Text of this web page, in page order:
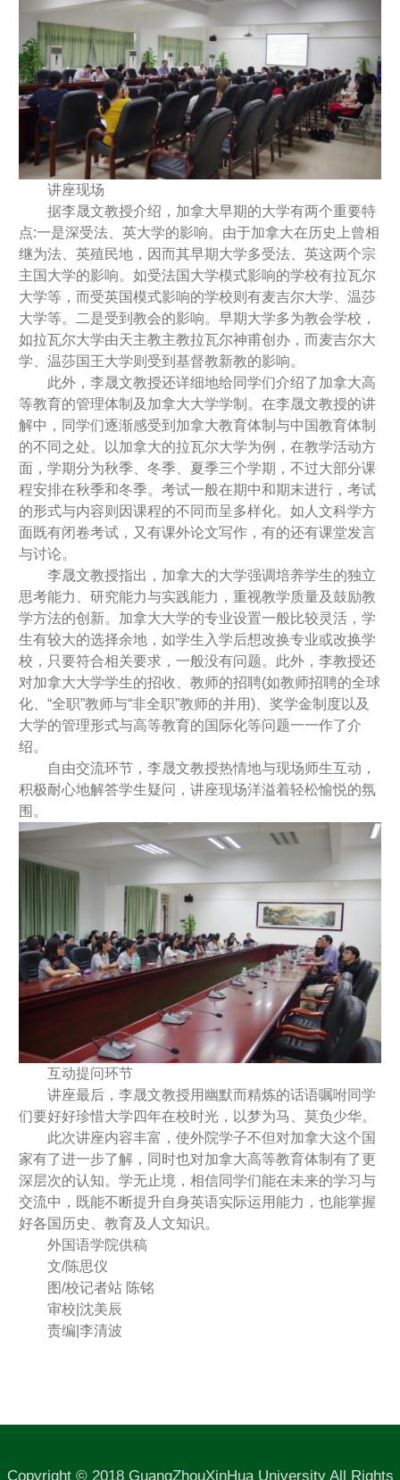
讲座现场
据李晟文教授介绍，加拿大早期的大学有两个重要特
点:一是深受法、英大学的影响。由于加拿大在历史上曾相
继为法、英殖民地，因而其早期大学多受法、英这两个宗
主国大学的影响。如受法国大学模式影响的学校有拉瓦尔
大学等，而受英国模式影响的学校则有麦吉尔大学、温莎
大学等。二是受到教会的影响。早期大学多为教会学校，
如拉瓦尔大学由天主教主教拉瓦尔神甫创办，而麦吉尔大
学、温莎国王大学则受到基督教新教的影响。
此外，李晟文教授还详细地给同学们介绍了加拿大高
等教育的管理体制及加拿大大学学制。在李晟文教授的讲
解中，同学们逐渐感受到加拿大教育体制与中国教育体制
的不同之处。以加拿大的拉瓦尔大学为例，在教学活动方
面，学期分为秋季、冬季、夏季三个学期，不过大部分课
程安排在秋季和冬季。考试一般在期中和期末进行，考试
的形式与内容则因课程的不同而呈多样化。如人文科学方
面既有闭卷考试，又有课外论文写作，有的还有课堂发言
与讨论。
李晟文教授指出，加拿大的大学强调培养学生的独立
思考能力、研究能力与实践能力，重视教学质量及鼓励教
学方法的创新。加拿大大学的专业设置一般比较灵活，学
生有较大的选择余地，如学生入学后想改换专业或改换学
校，只要符合相关要求，一般没有问题。此外，李教授还
对加拿大大学学生的招收、教师的招聘(如教师招聘的全球
化、“全职”教师与“非全职”教师的并用)、奖学金制度以及
大学的管理形式与高等教育的国际化等问题一一作了介
绍。
自由交流环节，李晟文教授热情地与现场师生互动，
积极耐心地解答学生疑问，讲座现场洋溢着轻松愉悦的氛
围。
互动提问环节
讲座最后，李晟文教授用幽默而精炼的话语嘱咐同学
们要好好珍惜大学四年在校时光，以梦为马、莫负少华。
此次讲座内容丰富，使外院学子不但对加拿大这个国
家有了进一步了解，同时也对加拿大高等教育体制有了更
深层次的认知。学无止境，相信同学们能在未来的学习与
交流中，既能不断提升自身英语实际运用能力，也能掌握
好各国历史、教育及人文知识。
外国语学院供稿
文/陈思仪
图/校记者站 陈铭
审校|沈美辰
责编|李清波
Copyright © 2018 GuangZhouXinHua University All Rights